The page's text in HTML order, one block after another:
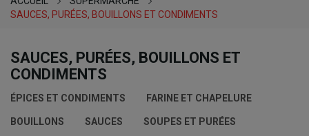
SAUCES, PURÉES, BOUILLONS ET CONDIMENTS
SAUCES, PURÉES, BOUILLONS ET
CONDIMENTS
ÉPICES ET CONDIMENTS FARINE ET CHAPELURE
BOUILLONS SAUCES SOUPES ET PURÉES